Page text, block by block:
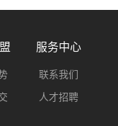
服务中心
联系我们
人才招聘